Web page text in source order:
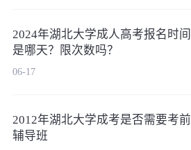
2024年湖北大学成人高考报名时间
是哪天？限次数吗？
06-17
2012年湖北大学成考是否需要考前
辅导班